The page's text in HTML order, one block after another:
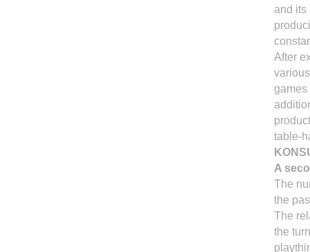
and its
After
games
table-
A
The
the
The
the